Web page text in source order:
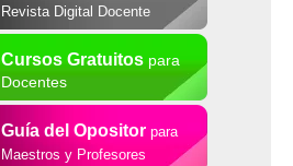
Revista Digital Docente
Cursos Gratuitospara
Docentes
Guía del Opositor para
Maestros y Profesores